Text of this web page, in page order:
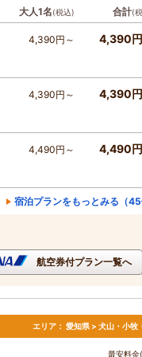
大人1名(税込) 合計(
4,390円～ 4,390
4,390円～ 4,390
4,490円～ 4,490
宿泊プランをもっとみる（45
航空券付プラン一覧へ
エリア： 愛知県 > 犬山・小牧
最安料金